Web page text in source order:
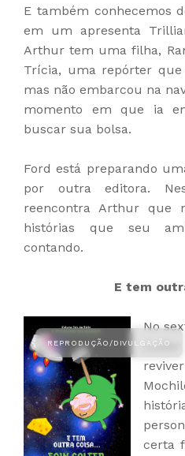
E também conhecemos
em um apresenta
Arthur tem uma filha,
Trícia, uma repórter
mas não embarcou na
momento em que ia
buscar sua bolsa.
Ford está preparando
por outra editora.
reencontra Arthur que
histórias que seu
contando.
E tem
No
certa